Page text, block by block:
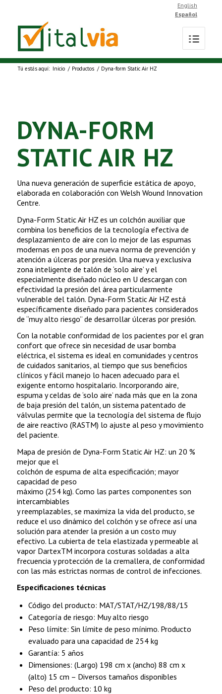
English
Español
Tú estás aquí: Inicio / Productos / Dyna-form Static Air HZ
DYNA-FORM
STATIC AIR HZ
Una nueva generación de superficie estática de apoyo,
elaborada en colaboración con Welsh Wound Innovation
Centre.
Dyna-Form Static Air HZ es un colchón auxiliar que
combina los beneficios de la tecnología efectiva de
desplazamiento de aire con lo mejor de las espumas
modernas en pos de una nueva norma de prevención y
atención a úlceras por presión. Una nueva y exclusiva
zona inteligente de talón de ‘solo aire’ y el
especialmente diseñado núcleo en U descargan con
efectividad la presión del área particularmente
vulnerable del talón. Dyna-Form Static Air HZ está
específicamente diseñado para pacientes considerados
de “muy alto riesgo” de desarrollar úlceras por presión.
Con la notable conformidad de los pacientes por el gran
confort que ofrece sin necesidad de usar bomba
eléctrica, el sistema es ideal en comunidades y centros
de cuidados sanitarios, al tiempo que sus beneficios
clínicos y fácil manejo lo hacen adecuado para el
exigente entorno hospitalario. Incorporando aire,
espuma y celdas de ‘solo aire’ nada más que en la zona
de baja presión del talón, un sistema patentado de
válvulas permite que la tecnología del sistema de flujo
de aire reactivo (RASTM) lo ajuste al peso y movimiento
del paciente.
Mapa de presión de Dyna-Form Static Air HZ: un 20 %
mejor que el
colchón de espuma de alta especificación; mayor
capacidad de peso
máximo (254 kg). Como las partes componentes son
intercambiables
y reemplazables, se maximiza la vida del producto, se
reduce el uso dinámico del colchón y se ofrece así una
solución para atender la presión a un costo muy
efectivo. La cubierta de tela elastizada y permeable al
vapor DartexTM incorpora costuras soldadas a alta
frecuencia y protección de la cremallera, de conformidad
con las más estrictas normas de control de infecciones.
Especificaciones técnicas
Código del producto: MAT/STAT/HZ/198/88/15
Categoría de riesgo: Muy alto riesgo
Peso límite: Sin límite de peso mínimo. Producto
evaluado para una capacidad de 254 kg
Garantía: 5 años
Dimensiones: (Largo) 198 cm x (ancho) 88 cm x
(alto) 15 cm – Diversos tamaños disponibles
Peso del producto: 10 kg